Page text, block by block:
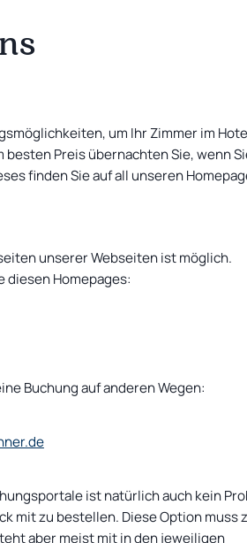
Bust & Rust
um Ihr Zimmer im
Preis übernachten Sie, wenn
finden Sie auf all unseren
unserer Webseiten ist möglich.
diesen Homepages:
Buchung auf anderen Wegen:
ist natürlich auch kein
mit zu bestellen. Diese Option muss
aber meist mit in den jeweiligen